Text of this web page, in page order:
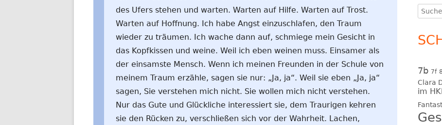
AMELIE BELLARTZ – 8A –
CLARA DREWELIES – 8F –
MORGEN!
HOFFNUNG AUF MORGEN
JOEL MAASHO – 9B –
des Ufers stehen und warten. Warten auf Hilfe. Warten auf Trost.
Warten auf Hoffnung. Ich habe Angst einzuschlafen, den Traum
wieder zu träumen. Ich wache dann auf, schmiege mein Gesicht in
das Kopfkissen und weine. Weil ich eben weinen muss. Einsamer als
der einsamste Mensch. Wenn ich meinen Freunden in der Schule von
meinem Traum erzähle, sagen sie nur: „Ja, ja“. Weil sie eben „Ja, ja“
sagen, Sie verstehen mich nicht. Sie wollen mich nicht verstehen.
Nur das Gute und Glückliche interessiert sie, dem Traurigen kehren
sie den Rücken zu, verschließen sich vor der Wahrheit. Lachen,
nach:
7b 7f
Clara
im